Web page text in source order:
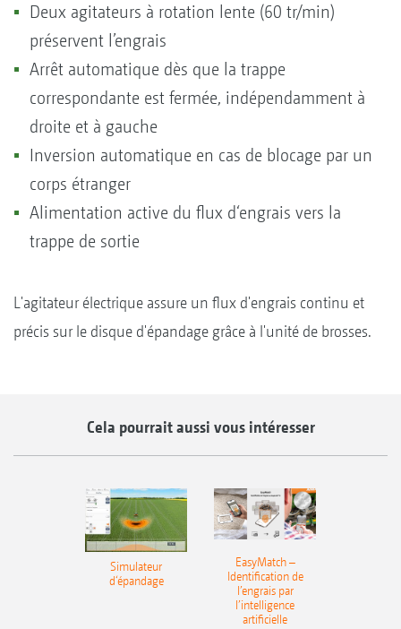
Deux agitateurs à rotation lente (60 tr/min)
préservent l’engrais
Arrêt automatique dès que la trappe
correspondante est fermée, indépendamment à
droite et à gauche
Inversion automatique en cas de blocage par un
corps étranger
Alimentation active du flux d‘engrais vers la
trappe de sortie
L'agitateur électrique assure un flux d'engrais continu et
précis sur le disque d'épandage grâce à l'unité de brosses.
Cela pourrait aussi vous intéresser
Simulateur
d‘épandage
EasyMatch –
Identification de
l’engrais par
l’intelligence
artificielle